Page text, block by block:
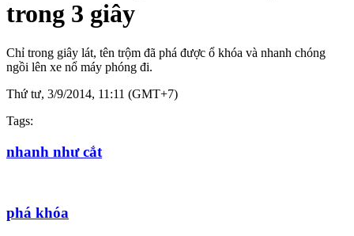
trong 3 giây
Chỉ trong giây lát, tên trộm đã phá được ổ khóa và nhanh chóng
ngồi lên xe nổ máy phóng đi.
Thứ tư, 3/9/2014, 11:11 (GMT+7)
Tags:
nhanh như cắt
phá khóa